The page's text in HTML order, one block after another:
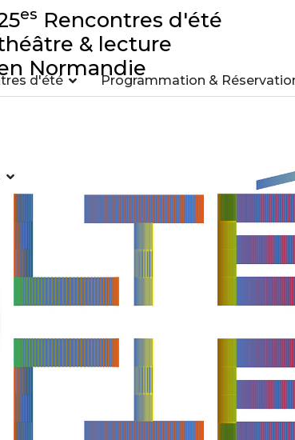
es Rencontres d'été
& lecture
Normandie
d'été Programmation &